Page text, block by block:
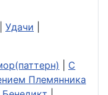
Удачи
С
Племянника